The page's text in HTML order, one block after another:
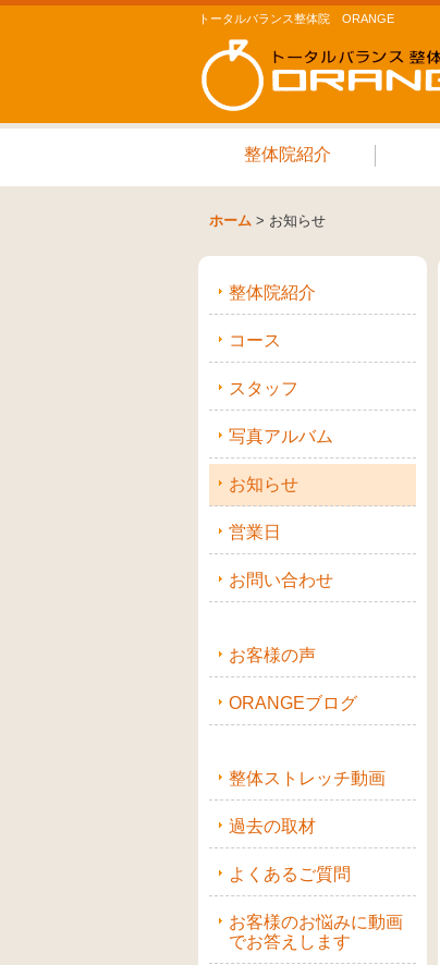
トータルバランス整体院 ORANGE
整体院紹介
ホーム > お知らせ
整体院紹介
コース
スタッフ
写真アルバム
お知らせ
営業日
お問い合わせ
お客様の声
ORANGEブログ
整体ストレッチ動画
過去の取材
よくあるご質問
お客様のお悩みに動画
でお答えします